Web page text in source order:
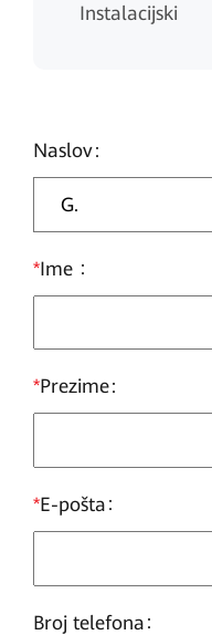
Instalacijski
Naslov
*Ime
*Prezime
*E-pošta
Broj telefona